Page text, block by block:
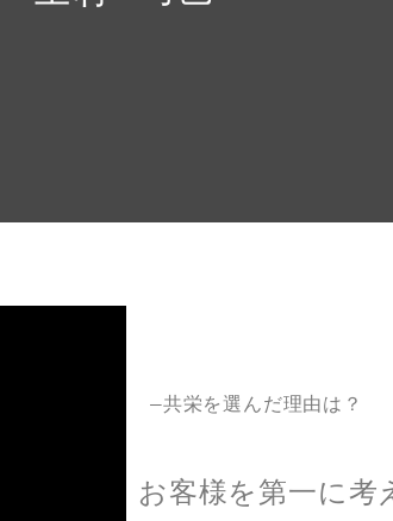
―共栄を選んだ理由は？
お客様を第一に考